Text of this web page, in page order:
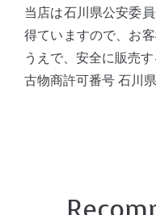
当店は石川県公安委
得ていますので、お
うえで、安全に販売す
古物商許可番号 石川